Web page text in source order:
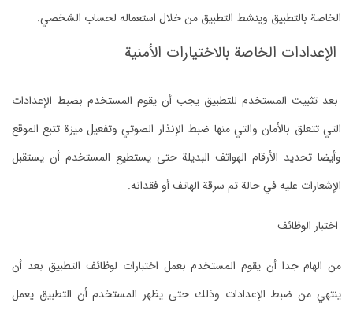
الخاصة بالتطبيق وينشط التطبيق من خلال استعماله لحساب الشخصي.
الإعدادات الخاصة بالاختيارات الأمنية
بعد تثبيت المستخدم للتطبيق يجب أن يقوم المستخدم بضبط الإعدادات
التي تتعلق بالأمان والتي منها ضبط الإنذار الصوتي وتفعيل ميزة تتبع الموقع
وأيضا تحديد الأرقام الهواتف البديلة حتى يستطيع المستخدم أن يستقبل
الإشعارات عليه في حالة تم سرقة الهاتف أو فقدانه.
اختبار الوظائف
من الهام جدا أن يقوم المستخدم بعمل اختبارات لوظائف التطبيق بعد أن
ينتهي من ضبط الإعدادات وذلك حتى يظهر المستخدم أن التطبيق يعمل